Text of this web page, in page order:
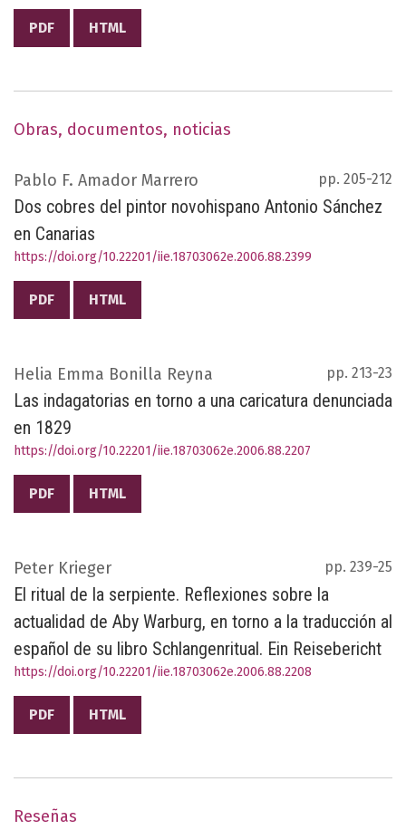
PDF HTML
Obras, documentos, noticias
Pablo F. Amador Marrero pp. 205-212
Dos cobres del pintor novohispano Antonio Sánchez
en Canarias
https://doi.org/10.22201/iie.18703062e.2006.88.2399
PDF HTML
Helia Emma Bonilla Reyna pp. 213-23
Las indagatorias en torno a una caricatura denunciada
en 1829
https://doi.org/10.22201/iie.18703062e.2006.88.2207
PDF HTML
Peter Krieger pp. 239-25
El ritual de la serpiente. Reflexiones sobre la
actualidad de Aby Warburg, en torno a la traducción al
español de su libro Schlangenritual. Ein Reisebericht
https://doi.org/10.22201/iie.18703062e.2006.88.2208
PDF HTML
Reseñas